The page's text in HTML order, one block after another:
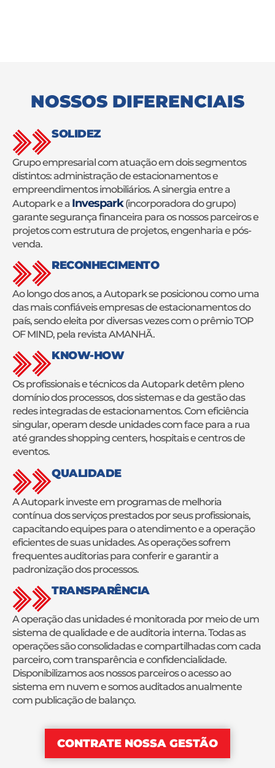
NOSSOS DIFERENCIAIS
SOLIDEZ
Grupo empresarial com atuação em dois segmentos
distintos: administração de estacionamentos e
empreendimentos imobiliários. A sinergia entre a
Autopark e a Invespark(incorporadora do grupo)
garante segurança financeira para os nossos parceiros e
projetos com estrutura de projetos, engenharia e pós-
venda.
RECONHECIMENTO
Ao longo dos anos, a Autopark se posicionou como uma
das mais confiáveis empresas de estacionamentos do
país, sendo eleita por diversas vezes com o prêmio TOP
OF MIND, pela revista AMANHÃ.
KNOW-HOW
Os profissionais e técnicos da Autopark detêm pleno
domínio dos processos, dos sistemas e da gestão das
redes integradas de estacionamentos. Com eficiência
singular, operam desde unidades com face para a rua
até grandes shopping centers, hospitais e centros de
eventos.
QUALIDADE
A Autopark investe em programas de melhoria
contínua dos serviços prestados por seus profissionais,
capacitando equipes para o atendimento e a operação
eficientes de suas unidades. As operações sofrem
frequentes auditorias para conferir e garantir a
padronização dos processos.
TRANSPARÊNCIA
A operação das unidades é monitorada por meio de um
sistema de qualidade e de auditoria interna. Todas as
operações são consolidadas e compartilhadas com cada
parceiro, com transparência e confidencialidade.
Disponibilizamos aos nossos parceiros o acesso ao
sistema em nuvem e somos auditados anualmente
com publicação de balanço.
CONTRATE NOSSA GESTÃO